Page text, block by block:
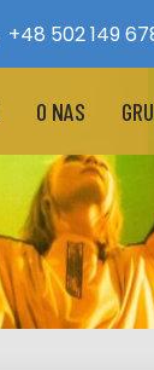
+48 502 149
O NAS